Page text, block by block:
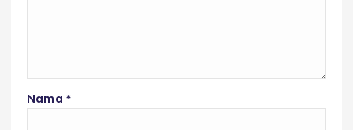
Nama *